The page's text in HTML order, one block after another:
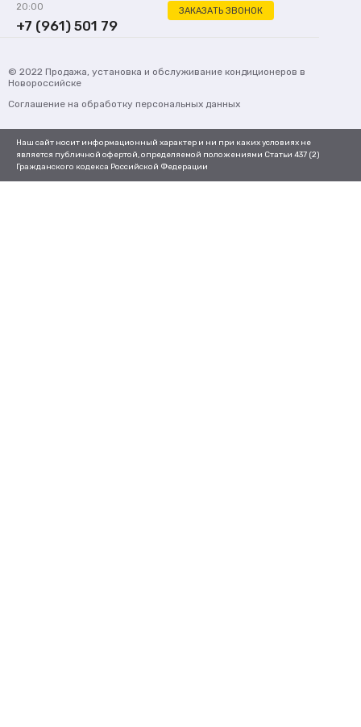
ЗАКАЗАТЬ ЗВОНОК
20:00
+7 (961) 501 79
© 2022 Продажа, установка и обслуживание кондиционеров в
Новороссийске
Соглашение на обработку персональных данных
Наш сайт носит информационный характер и ни при каких условиях не
является публичной офертой, определяемой положениями Статьи 437 (2)
Гражданского кодекса Российской Федерации